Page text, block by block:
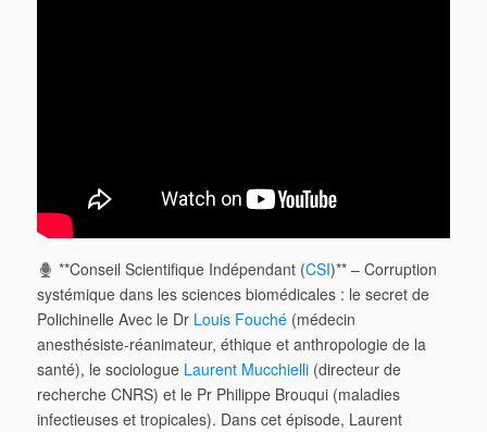
**Conseil Scientifique Indépendant (CSI)** – Corruption
systémique dans les sciences biomédicales : le secret de
Polichinelle Avec le Dr Louis Fouché(médecin
anesthésiste-réanimateur, éthique et anthropologie de la
santé), le sociologue Laurent Mucchielli(directeur de
recherche CNRS) et le Pr Philippe Brouqui (maladies
infectieuses et tropicales). Dans cet épisode, Laurent